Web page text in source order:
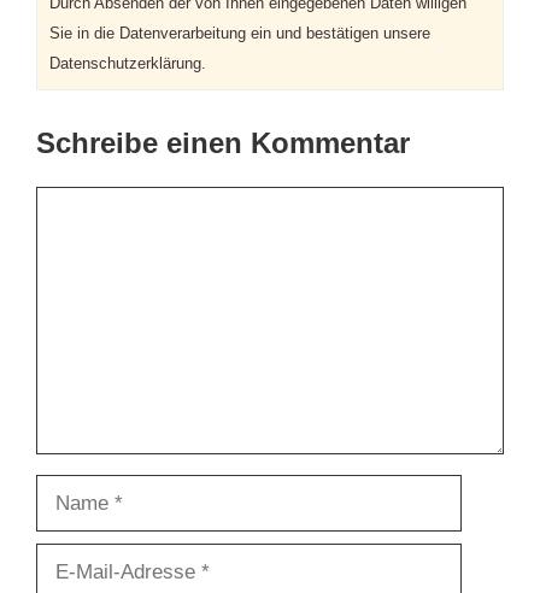
Sie in die Datenverarbeitung ein und bestätigen unsere
Datenschutzerklärung.
Schreibe einen Kommentar